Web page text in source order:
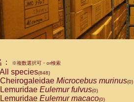
※複数選択可・or検索
All species(848)
Cheirogaleidae Microcebus murinus(0)
Lemuridae Eulemur fulvus(0)
Lemuridae Eulemur macaco(0)